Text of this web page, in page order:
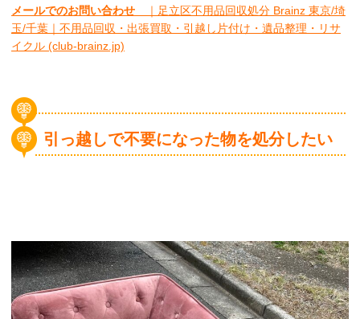
メールでのお問い合わせ
｜足立区不用品回収処分 Brainz 東京/埼
玉/千葉｜不用品回収・出張買取・引越し片付け・遺品整理・リサ
イクル (club-brainz.jp)
引っ越しで不要になった物を処分したい